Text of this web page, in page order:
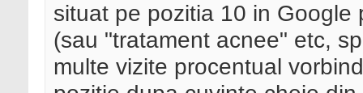
situat pe pozitia 10 in
(sau "tratament acnee" etc,
multe vizite procentual